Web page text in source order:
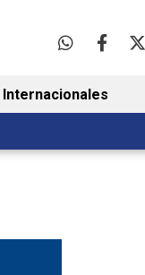
Internacionales